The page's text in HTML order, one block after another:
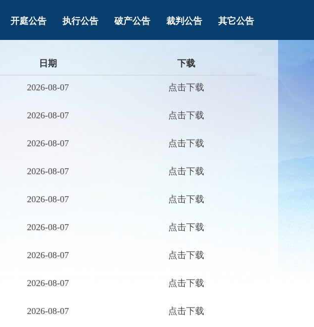
开庭公告 执行公告 破产公告 裁判公告 其它公告
日期 下载
2026-08-07 点击下载
2026-08-07 点击下载
2026-08-07 点击下载
2026-08-07 点击下载
2026-08-07 点击下载
2026-08-07 点击下载
2026-08-07 点击下载
2026-08-07 点击下载
2026-08-07 点击下载